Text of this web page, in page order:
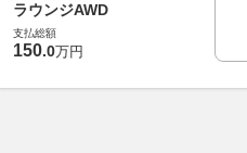
ラウンジAWD
支払総額
150.0万円